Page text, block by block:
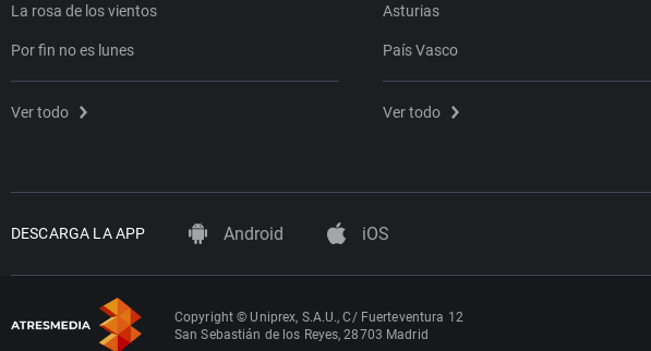
La rosa de los vientos
Por fin no es lunes
Ver todo
Asturias
País Vasco
Ver todo
DESCARGA LA APP Android iOS
Copyright © Uniprex, S.A.U., C/ Fuerteventura 12
San Sebastián de los Reyes, 28703 Madrid